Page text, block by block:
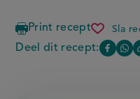
Print recept Sla
Deel dit recept:
Deel